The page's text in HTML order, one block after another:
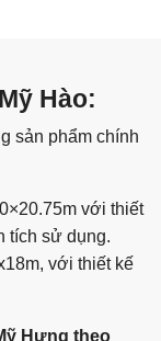
Hào:
sản phẩm chính
với thiết
tích sử dụng.
với thiết kế
Hưng theo